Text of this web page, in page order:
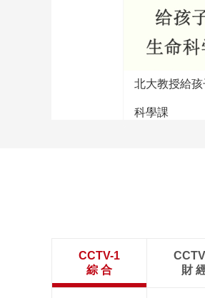
北大教授給
科學課
CCTV-1
綜 合
財